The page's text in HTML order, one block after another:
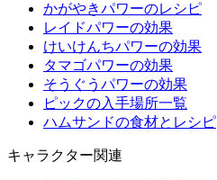
かがやきパワーのレシピ
レイドパワーの効果
けいけんちパワーの効果
タマゴパワーの効果
そうぐうパワーの効果
ピックの入手場所一覧
ハムサンドの食材とレシピ
キャラクター関連